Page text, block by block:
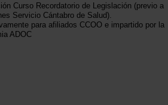
Curso Recordatorio de Legislación (previo a
Servicio Cántabro de Salud).
para afiliados CCOO e impartido por la
ADOC